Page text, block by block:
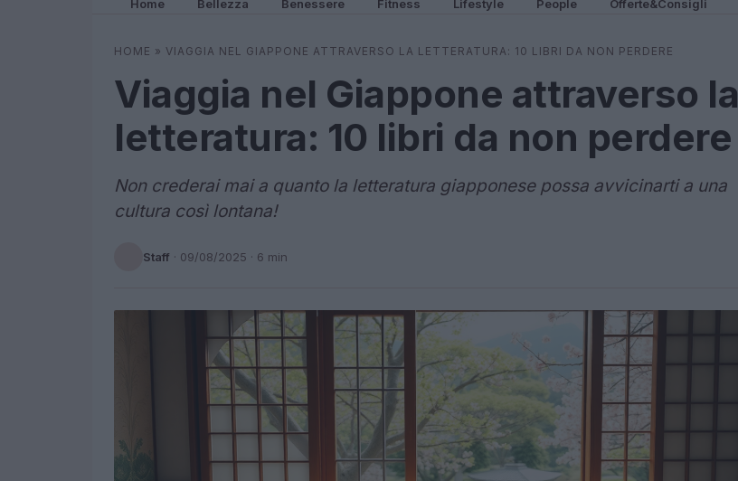
Home Bellezza Benessere Fitness Lifestyle People Offerte&Consigli
HOME » VIAGGIA NEL GIAPPONE ATTRAVERSO LA LETTERATURA: 10 LIBRI DA NON PERDERE
Viaggia nel Giappone attraverso la
letteratura: 10 libri da non perdere
Non crederai mai a quanto la letteratura giapponese possa avvicinarti a una
cultura così lontana!
Staff · 09/08/2025 · 6 min